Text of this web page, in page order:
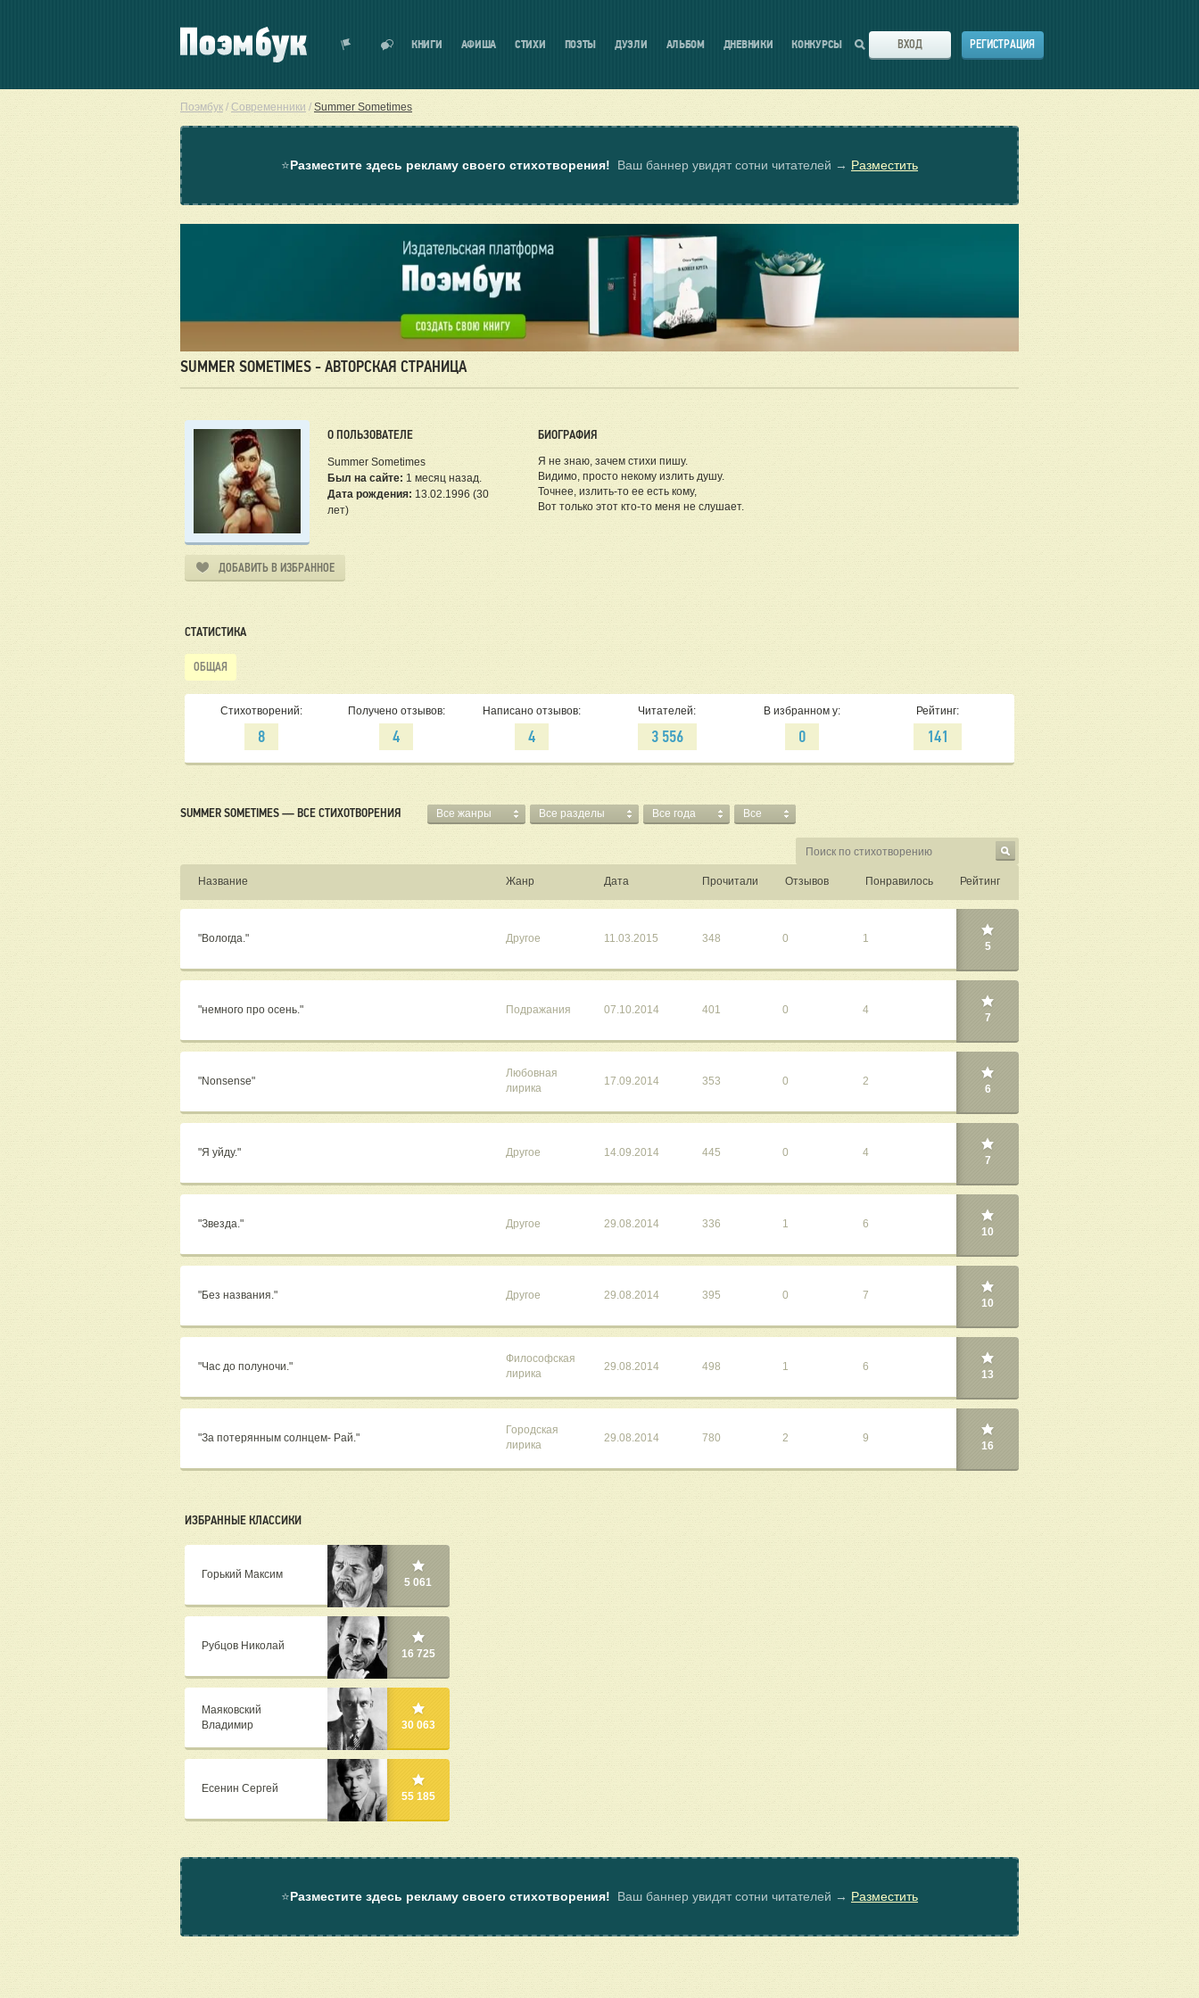
КНИГИ АФИША СТИХИ ПОЭТЫ ДУЭЛИ АЛЬБОМ ДНЕВНИКИ КОНКУРСЫ ВХОД РЕГИСТРАЦИЯ
Поэмбук / Современники / Summer Sometimes
⭐Разместите здесь рекламу своего стихотворения! Ваш баннер увидят сотни читателей → Разместить
SUMMER SOMETIMES - АВТОРСКАЯ СТРАНИЦА
О ПОЛЬЗОВАТЕЛЕ
Summer Sometimes
Был на сайте: 1 месяц назад.
Дата рождения: 13.02.1996 (30
лет)
ДОБАВИТЬ В ИЗБРАННОЕ
БИОГРАФИЯ
Я не знаю, зачем стихи пишу.
Видимо, просто некому излить душу.
Точнее, излить-то ее есть кому,
Вот только этот кто-то меня не слушает.
СТАТИСТИКА
ОБЩАЯ
Стихотворений:
8
Получено отзывов:
4
Написано отзывов:
4
Читателей:
3 556
В избранном у:
0
Рейтинг:
141
SUMMER SOMETIMES — ВСЕ СТИХОТВОРЕНИЯ Все жанры Все разделы Все года Все
Название Жанр Дата Прочитали Отзывов Понравилось Рейтинг
"Вологда." Другое 11.03.2015 348 0 1
5
"немного про осень." Подражания 07.10.2014 401 0 4
7
"Nonsense"
Любовная
лирика
17.09.2014 353 0 2
6
"Я уйду." Другое 14.09.2014 445 0 4
7
"Звезда." Другое 29.08.2014 336 1 6
10
"Без названия." Другое 29.08.2014 395 0 7
10
"Час до полуночи."
Философская
лирика
29.08.2014 498 1 6
13
"За потерянным солнцем- Рай."
Городская
лирика
29.08.2014 780 2 9
16
ИЗБРАННЫЕ КЛАССИКИ
Горький Максим
5 061
Рубцов Николай
16 725
Маяковский
Владимир
30 063
Есенин Сергей
55 185
⭐Разместите здесь рекламу своего стихотворения! Ваш баннер увидят сотни читателей → Разместить